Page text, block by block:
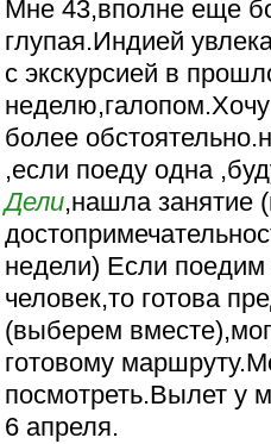
Мне 43,вполне еще
глупая.Индией
с экскурсией в
более
,если поеду одна
Дели,нашла занятие
недели) Если поедим
человек,то готова
(выберем
готовому
посмотреть.Вылет у
6 апреля.